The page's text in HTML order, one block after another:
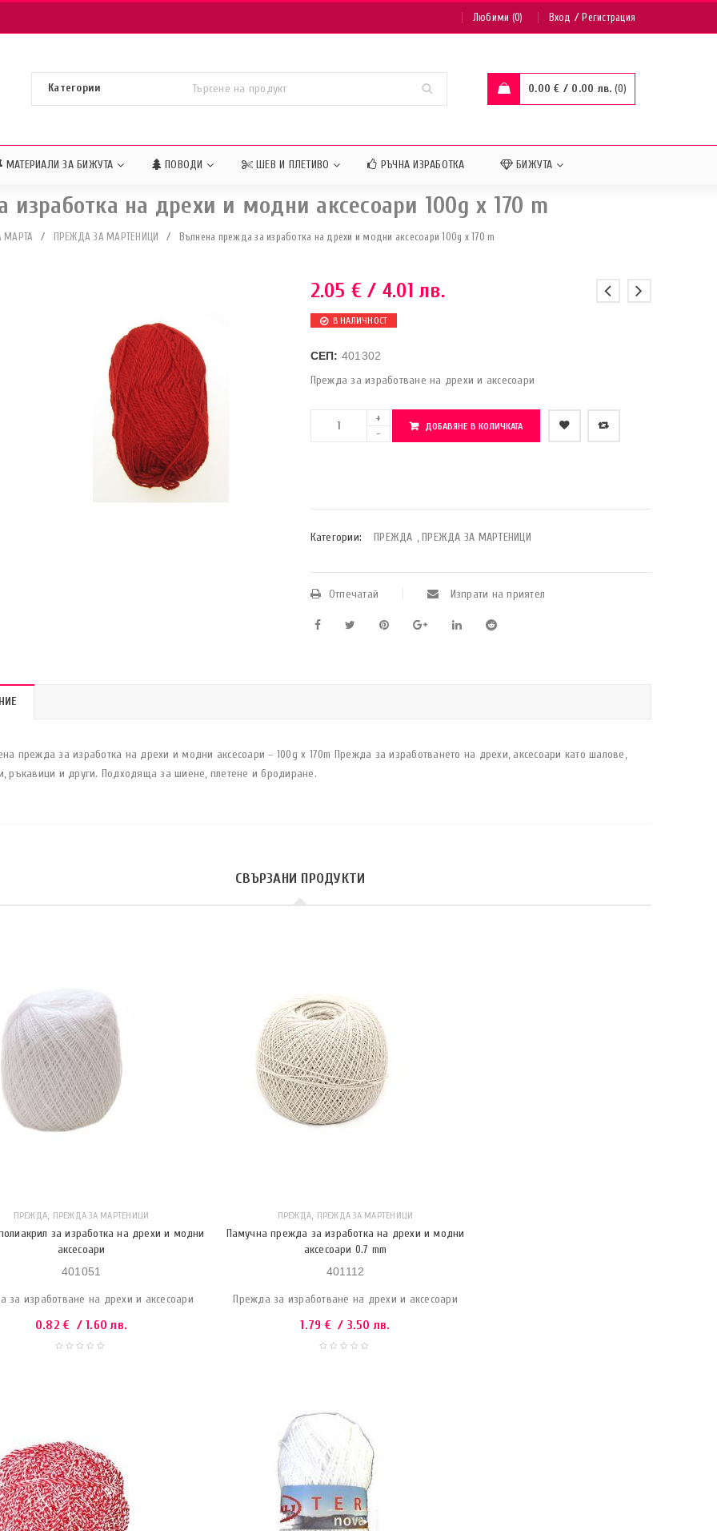
Любими (0) Вход /Регистрация
0.00€ / 0.00 лв. 0
МАТЕРИАЛИ ЗА БИЖУТА ПОВОДИ ШЕВ И ПЛЕТИВО РЪЧНА ИЗРАБОТКА БИЖУТА
на дрехи и модни аксесоари 100g x 170 m
МАРТА / ПРЕЖДА ЗА МАРТЕНИЦИ / Вълнена прежда за изработка на дрехи и модни аксесоари 100g x 170 m
2.05 € / 4.01 лв.
В НАЛИЧНОСТ
СЕП: 401302
Прежда за изработване на дрехи и аксесоари
ДОБАВЯНЕ В КОЛИЧКАТА
Категории: ПРЕЖДА ,ПРЕЖДА ЗА МАРТЕНИЦИ
Отпечатай Изпрати на приятел
прежда за изработка на дрехи и модни аксесоари – 100g x 170m Прежда за изработването на дрехи, аксесоари като шалове,
ръкавици и други. Подходяща за шиене, плетене и бродиране.
СВЪРЗАНИ ПРОДУКТИ
ПРЕЖДА, ПРЕЖДА ЗА МАРТЕНИЦИ
за изработка на дрехи и модни
аксесоари
401051
за изработване на дрехи и аксесоари
0.82€ / 1.60 лв.
ПРЕЖДА, ПРЕЖДА ЗА МАРТЕНИЦИ
Памучна прежда за изработка на дрехи и модни
аксесоари 0.7 mm
401112
Прежда за изработване на дрехи и аксесоари
1.79 € / 3.50 лв.